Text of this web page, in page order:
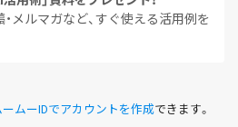
・メルマガなど、すぐ使える活用例を
ームーIDでアカウントを作成できます。